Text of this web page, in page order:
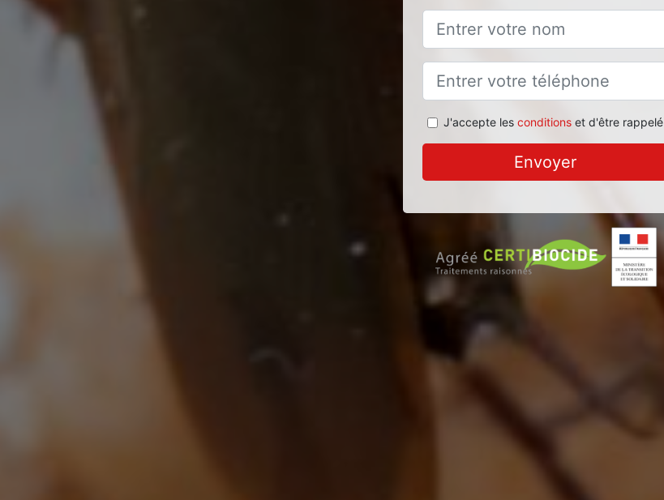
J'accepte les conditionset d'être rappelé
Envoyer